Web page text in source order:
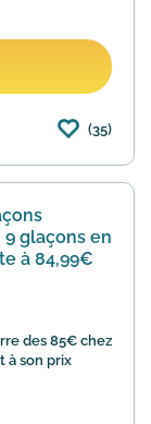
(35)
glaçons en
à 84,99€
des 85€ chez
à son prix